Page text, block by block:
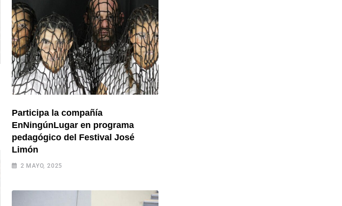
Participa la compañía
EnNingúnLugar en programa
pedagógico del Festival José
Limón
2 MAYO, 2025